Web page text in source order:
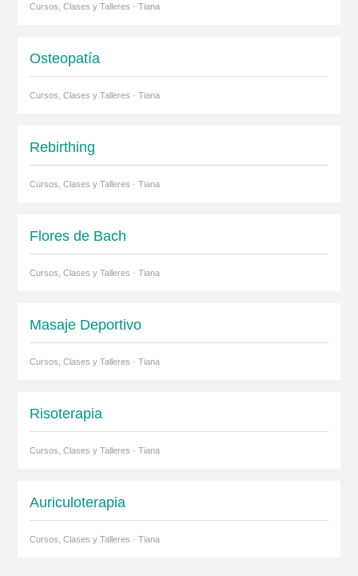
Cursos, Clases y Talleres · Tiana
Osteopatía
Cursos, Clases y Talleres · Tiana
Rebirthing
Cursos, Clases y Talleres · Tiana
Flores de Bach
Cursos, Clases y Talleres · Tiana
Masaje Deportivo
Cursos, Clases y Talleres · Tiana
Risoterapia
Cursos, Clases y Talleres · Tiana
Auriculoterapia
Cursos, Clases y Talleres · Tiana